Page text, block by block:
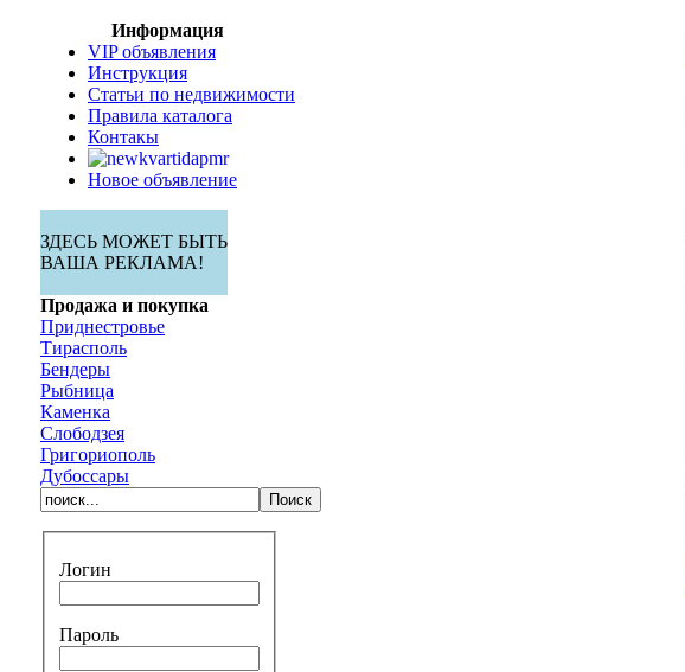
Информация
VIP объявления
Инструкция
Статьи по недвижимости
Правила каталога
Контакы
Новое объявление
ЗДЕСЬ МОЖЕТ БЫТЬ
ВАША РЕКЛАМА!
Продажа и покупка
Приднестровье
Тирасполь
Бендеры
Рыбница
Каменка
Слободзея
Григориополь
Дубоссары
Логин
Пароль